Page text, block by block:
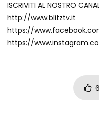
Due navi
incidente
ISCRIVITI AL NOSTRO
http://www.blitztv.it
https://
https://
6